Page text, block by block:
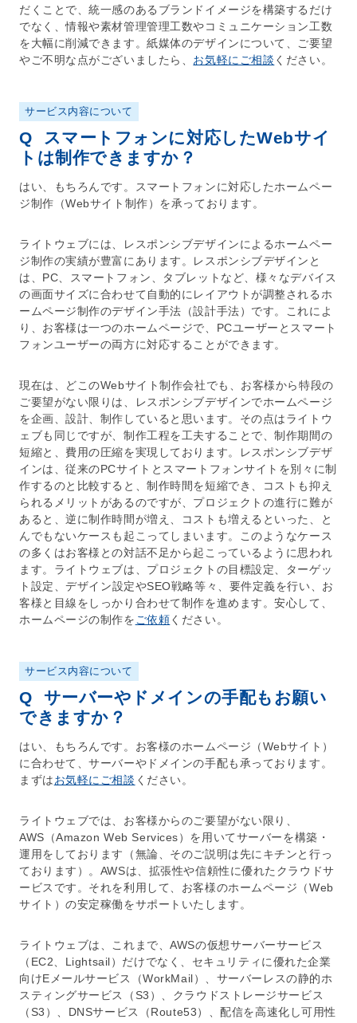
だくことで、統一感のあるブランドイメージを構築するだけ
でなく、情報や素材管理管理工数やコミュニケーション工数
を大幅に削減できます。紙媒体のデザインについて、ご要望
やご不明な点がございましたら、 お気軽にご相談 ください。
サービス内容について
Q
スマートフォンに対応したWebサイ
トは制作できますか？
はい、もちろんです。スマートフォンに対応したホームペー
ジ制作 （Webサイト制作）を承っております。
ライトウェブには、 レスポンシブデザインによるホームペー
ジ制作の実績が豊富にあります。 レスポンシブデザイン と
は、PC、スマートフォン、タブレットなど、様々なデバイス
の画面サイズに合わせて自動的にレイアウトが調整される ホ
ームページ制作のデザイン手法（設計手法）です。これによ
り、お客様は一つのホームページで、PCユーザーとスマート
フォンユーザーの両方に対応することができます。
現在は、どこのWebサイト制作会社でも、お客様から特段の
ご要望がない限りは、
レスポンシブデザインでホームページ
を企画 、設計 制作 していると思います。その点はライトウ
ェブも同じですが、制作工程を工夫することで、制作期間の
短縮と、費用の圧縮を実現しております。
レスポンシブデザ
インは、従来のPCサイトとスマートフォンサイトを別々に制
作するのと比較すると、制作時間を短縮でき、コストも抑え
られるメリットがあるのですが、プロジェクトの進行に難が
あると、逆に制作時間が増え、コストも増えるといった、と
んでもないケースも起こってしまいます。このようなケース
の多くはお客様との対話不足から起こっているように思われ
ます。ライトウェブは、プロジェクトの目標設定、ターゲッ
ト設定、デザイン設定やSEO戦略等々、要件定義を行い、お
客様と目線をしっかり合わせて制作を進めます。安心して、
ホームページの制作を ご依頼ください。
サービス内容について
Q
サーバーやドメインの手配もお願い
できますか？
はい、もちろんです。お客様のホームページ （Webサイト ）
に合わせて、サーバーや ドメインの手配も承っております。
まずはお気軽にご相談 ください。
ライトウェブでは、お客様からのご要望がない限り、
AWS （Amazon Web Services）を用いてサーバーを構築・
運用をしております（無論、そのご説明は先にキチンと行っ
ております）。 AWSは、拡張性や信頼性に優れたクラウドサ
ービスです。それを利用して、お客様のホームページ （Web
サイト ）の安定稼働をサポートいたします。
ライトウェブは、これまで、AWSの仮想サーバーサービス
（EC2、Lightsail）だけでなく、 セキュリティ に優れた企業
向けEメールサービス（WorkMail）、 サーバーレスの静的ホ
スティングサービス
（S3）、 クラウドストレージサービス
（S3）、 DNSサービス
（Route53）、配信を高速化し可用性